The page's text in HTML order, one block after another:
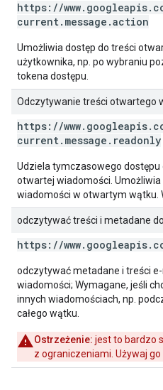
https: //www. googleapis.
current. message .action
Umożliwia dostęp do treści
użytkownika, np. po wybraniu
tokena dostępu.
Odczytywanie treści otwartego
https: //www. googleapis.
current. message . readonly
Udziela tymczasowego
otwartej wiadomości.
wiadomości w otwartym wątku.
odczytywać treści i metadane
https: //www. googleapis.
odczytywać metadane i treści
wiadomości; Wymagane, jeśli
innych wiadomościach, np.
całego wątku.
Ostrzeżenie: jest to bardzo
z ograniczeniami. Używaj